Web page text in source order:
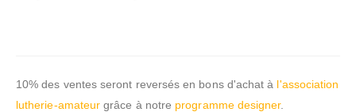
10% des ventes seront reversés en bons d'achat à l'association
lutherie-amateur grâce à notre programme designer.